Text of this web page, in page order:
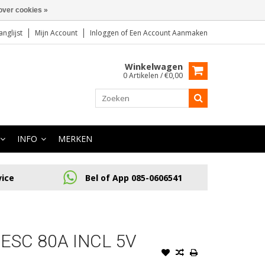
Mijn Account Inloggen of Een Account Aanmaken
Winkelwagen
0 Artikelen / €0,00
INFO MERKEN
Bel of App 085-0606541
80A INCL 5V
cookies »